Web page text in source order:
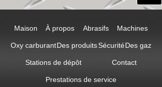
Maison À propos Abrasifs Machines
Oxy carburantDes produitsSécuritéDes gaz
Stations de dépôt Contact
Prestations de service